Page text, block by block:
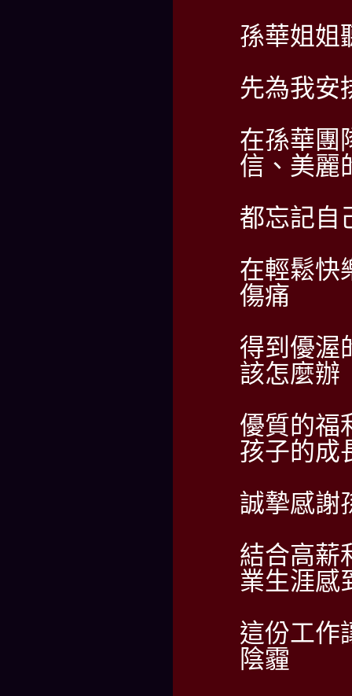
孫華姐姐
先為我安
在孫華團
信、美麗
都忘記自
在輕鬆快
傷痛
得到優渥
該怎麼辦
優質的福
孩子的成
誠摯感謝
結合高薪
業生涯感
這份工作
陰霾